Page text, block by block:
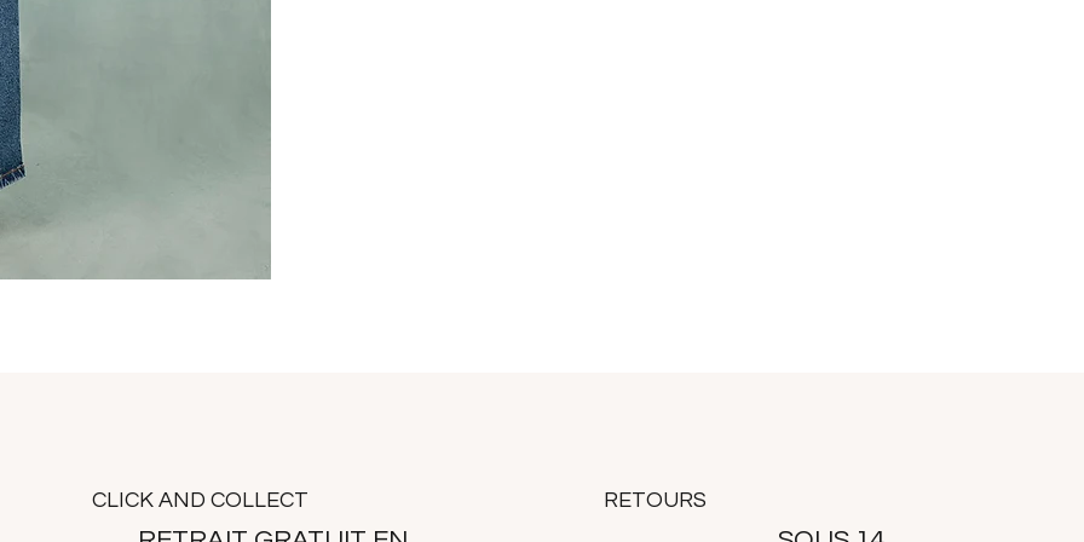
CLICK AND COLLECT RETOURS